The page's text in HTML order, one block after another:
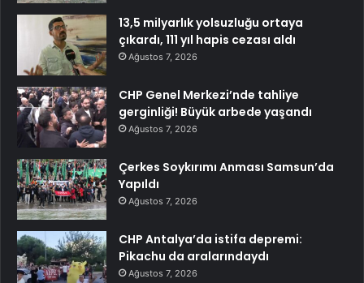
13,5 milyarlık yolsuzluğu ortaya
çıkardı, 111 yıl hapis cezası aldı
Ağustos 7, 2026
CHP Genel Merkezi’nde tahliye
gerginliği! Büyük arbede yaşandı
Ağustos 7, 2026
Çerkes Soykırımı Anması Samsun’da
Yapıldı
Ağustos 7, 2026
CHP Antalya’da istifa depremi:
Pikachu da aralarındaydı
Ağustos 7, 2026